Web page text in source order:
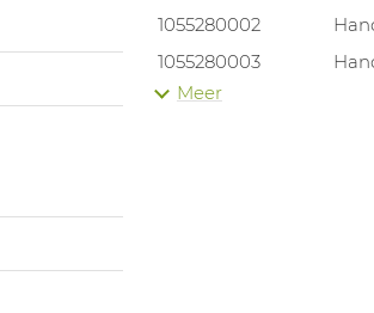
1055280002
1055280003
1055280004
Meer